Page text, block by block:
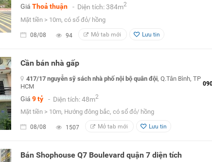
Giá Thoả thuận - Diện tích: 384m2
Mặt tiền > 10m, có sổ đỏ/ hồng
08/08 94 Mở tab mới Lưu tin
Cần bán nhà gấp
417/17 nguyễn sỹ sách nhà phố nội bộ quân đội, Q.Tân Bình, TP
HCM
Giá 9 tỷ - Diện tích: 48m2
Mặt tiền > 10m, Hướng đông bắc, có sổ đỏ/ hồng
08/08 1507 Mở tab mới Lưu tin
Bán Shophouse Q7 Boulevard quận 7 diện tích